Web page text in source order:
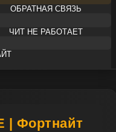
ОБРАТНАЯ СВЯЗЬ
ЧИТ НЕ РАБОТАЕТ
| Фортнайт